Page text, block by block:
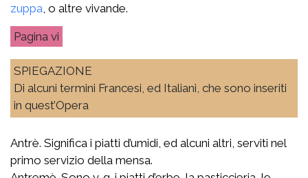
zuppa , o altre vivande.
vi
SPIEGAZIONE
Di alcuni termini Francesi, ed Italiani, che sono inseriti
in quest’Opera
Antrè. Significa i piatti d’umidi, ed alcuni altri, serviti nel
primo servizio della mensa.